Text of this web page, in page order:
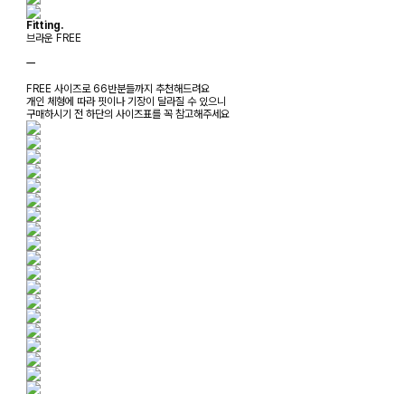
Fitting.
브라운 FREE
ㅡ
FREE 사이즈로 66반분들까지 추천해드려요
개인 체형에 따라 핏이나 기장이 달라질 수 있으니
구매하시기 전 하단의 사이즈표를 꼭 참고해주세요